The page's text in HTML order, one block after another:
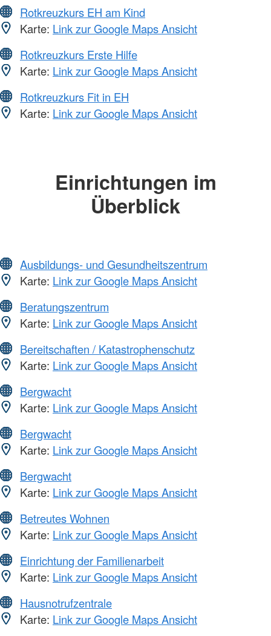
Rotkreuzkurs EH am Kind
Karte: Link zur Google Maps Ansicht
Rotkreuzkurs Erste Hilfe
Karte: Link zur Google Maps Ansicht
Rotkreuzkurs Fit in EH
Karte: Link zur Google Maps Ansicht
Einrichtungen im
Überblick
Ausbildungs- und Gesundheitszentrum
Karte: Link zur Google Maps Ansicht
Beratungszentrum
Karte: Link zur Google Maps Ansicht
Bereitschaften / Katastrophenschutz
Karte: Link zur Google Maps Ansicht
Bergwacht
Karte: Link zur Google Maps Ansicht
Bergwacht
Karte: Link zur Google Maps Ansicht
Bergwacht
Karte: Link zur Google Maps Ansicht
Betreutes Wohnen
Karte: Link zur Google Maps Ansicht
Einrichtung der Familienarbeit
Karte: Link zur Google Maps Ansicht
Hausnotrufzentrale
Karte: Link zur Google Maps Ansicht